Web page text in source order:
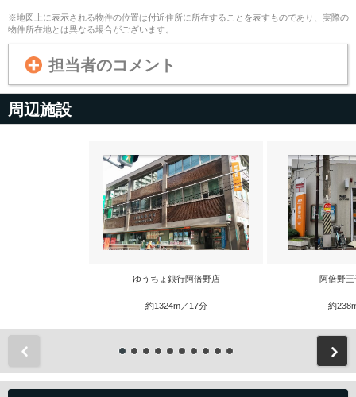
※地図上に表示される物件の位置は付近住所に所在することを表すものであり、実際の
物件所在地とは異なる場合がございます。
担当者のコメント
周辺施設
ゆうちょ銀行阿倍野店
約1324m／17分
阿倍野
約